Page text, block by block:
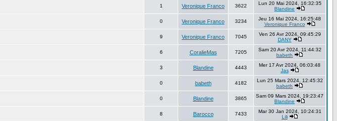
1 Veronique Franco 3622
Lun 20 Mai 2024, 16:32:35
Blandine
0 Veronique Franco 3234
Jeu 16 Mai 2024, 16:25:48
Veronique Franco
9 Veronique Franco 7045
Ven 26 Avr 2024, 09:45:29
DANY
6 CoralieMas 7205
Sam 20 Avr 2024, 11:44:32
babeth
3 Blandine 4443
Mer 17 Avr 2024, 06:03:48
Jas
0 babeth 4182
Lun 25 Mars 2024, 12:45:32
babeth
0 Blandine 3865
Sam 09 Mars 2024, 19:23:47
Blandine
8 Barocco 7433
Mar 30 Jan 2024, 10:24:31
Lili